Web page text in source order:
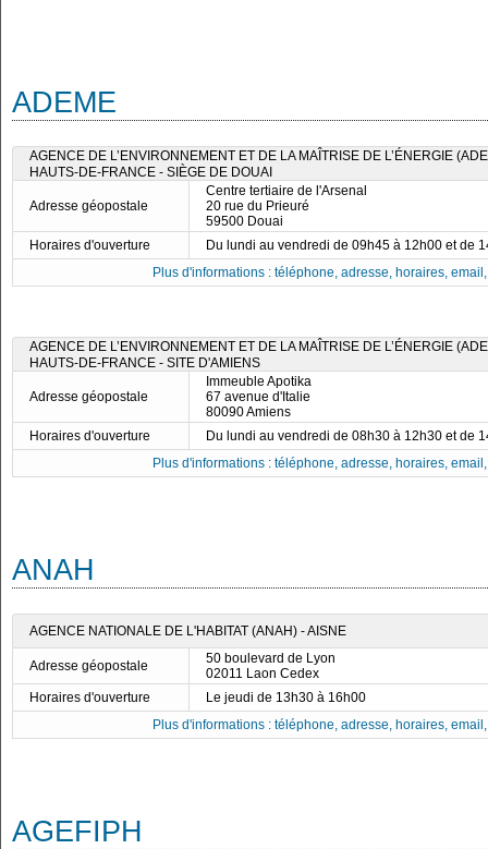
ADEME
AGENCE DE L’ENVIRONNEMENT ET DE LA MAÎTRISE DE L’ÉNERGIE
HAUTS-DE-FRANCE - SIÈGE DE DOUAI
Adresse géopostale
Centre tertiaire de l'Arsenal
20 rue du Prieuré
59500 Douai
Horaires d'ouverture
Du lundi au vendredi de 09h45 à 12h00 et de
Plus d'informations : téléphone, adresse, horaires,
AGENCE DE L’ENVIRONNEMENT ET DE LA MAÎTRISE DE L’ÉNERGIE
HAUTS-DE-FRANCE - SITE D'AMIENS
Adresse géopostale
Immeuble Apotika
67 avenue d'Italie
80090 Amiens
Horaires d'ouverture
Du lundi au vendredi de 08h30 à 12h30 et de
Plus d'informations : téléphone, adresse, horaires,
ANAH
AGENCE NATIONALE DE L'HABITAT (ANAH) - AISNE
Adresse géopostale
50 boulevard de Lyon
02011 Laon Cedex
Horaires d'ouverture
Le jeudi de 13h30 à 16h00
Plus d'informations : téléphone, adresse, horaires,
AGEFIPH